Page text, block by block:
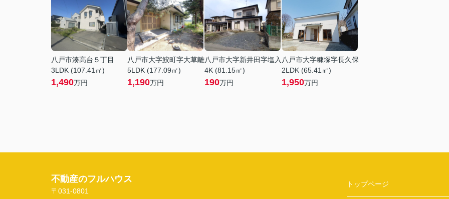
八戸市湊高台５丁目
3LDK (107.41㎡)
1,490万円
八戸市大字鮫町字大草離
5LDK (177.09㎡)
1,190万円
八戸市大字新井田字塩入
4K (81.15㎡)
190万円
八戸市大字糠塚字長久保
2LDK (65.41㎡)
1,950万円
不動産のフルハウス
〒031-0801
トップページ